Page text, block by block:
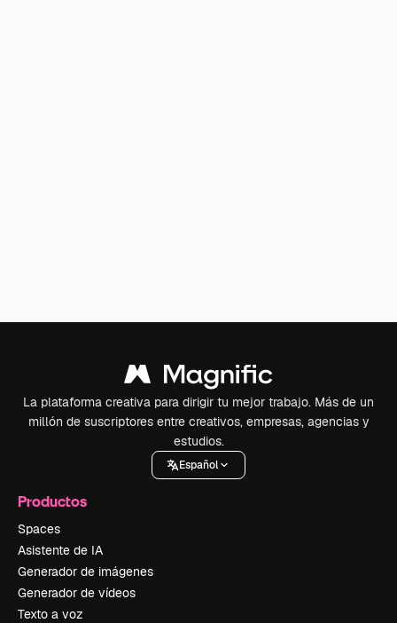
La plataforma creativa para dirigir tu mejor trabajo. Más de un
millón de suscriptores entre creativos, empresas, agencias y
estudios.
Español
Productos
Spaces
Asistente de IA
Generador de imágenes
Generador de vídeos
Texto a voz